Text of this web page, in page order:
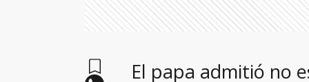
El papa admitió no